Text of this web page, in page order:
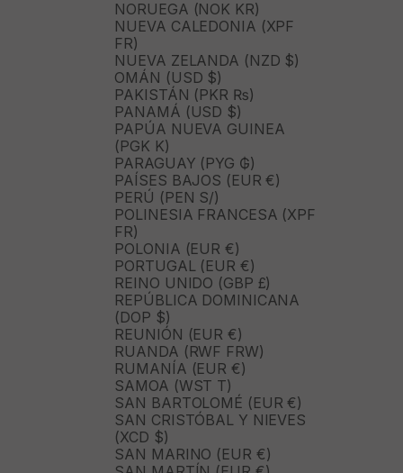
NORUEGA (NOK KR)
NUEVA CALEDONIA (XPF
FR)
NUEVA ZELANDA (NZD $)
OMÁN (USD $)
PAKISTÁN (PKR ₨)
PANAMÁ (USD $)
PAPÚA NUEVA GUINEA
(PGK K)
PARAGUAY (PYG ₲)
PAÍSES BAJOS (EUR €)
PERÚ (PEN S/)
POLINESIA FRANCESA (XPF
FR)
POLONIA (EUR €)
PORTUGAL (EUR €)
REINO UNIDO (GBP £)
REPÚBLICA DOMINICANA
(DOP $)
REUNIÓN (EUR €)
RUANDA (RWF FRW)
RUMANÍA (EUR €)
SAMOA (WST T)
SAN BARTOLOMÉ (EUR €)
SAN CRISTÓBAL Y NIEVES
(XCD $)
SAN MARINO (EUR €)